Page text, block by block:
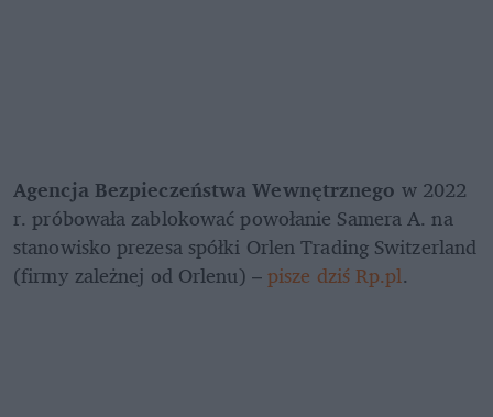
Agencja Bezpieczeństwa Wewnętrznego w 2022
r. próbowała zablokować powołanie Samera A. na
stanowisko prezesa spółki Orlen Trading Switzerland
(firmy zależnej od Orlenu) – pisze dziś Rp.pl.